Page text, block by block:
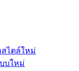
สไตล์ใหม่
บใหม่